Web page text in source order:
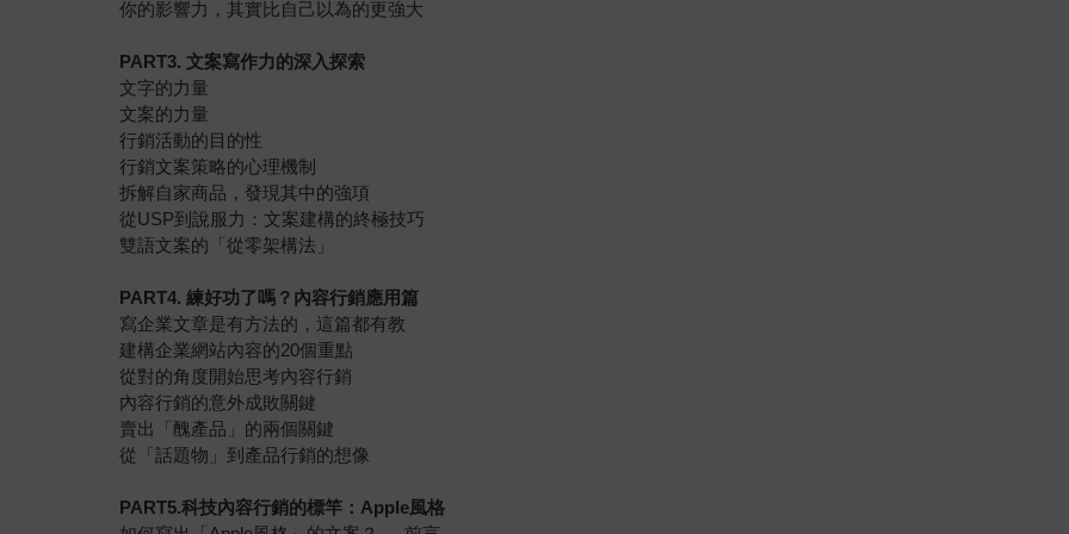
你的影響力，其實比自己以為的更強大
PART3. 文案寫作力的深入探索
文字的力量
文案的力量
行銷活動的目的性
行銷文案策略的心理機制
拆解自家商品，發現其中的強項
從USP到說服力：文案建構的終極技巧
雙語文案的「從零架構法」
PART4. 練好功了嗎？內容行銷應用篇
寫企業文章是有方法的，這篇都有教
建構企業網站內容的20個重點
從對的角度開始思考內容行銷
內容行銷的意外成敗關鍵
賣出「醜產品」的兩個關鍵
從「話題物」到產品行銷的想像
PART5.科技內容行銷的標竿：Apple風格